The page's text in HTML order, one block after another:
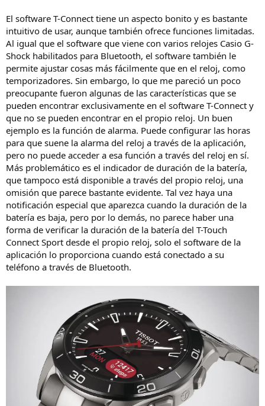
El software T-Connect tiene un aspecto bonito y es bastante
intuitivo de usar, aunque también ofrece funciones limitadas.
Al igual que el software que viene con varios relojes Casio G-
Shock habilitados para Bluetooth, el software también le
permite ajustar cosas más fácilmente que en el reloj, como
temporizadores. Sin embargo, lo que me pareció un poco
preocupante fueron algunas de las características que se
pueden encontrar exclusivamente en el software T-Connect y
que no se pueden encontrar en el propio reloj. Un buen
ejemplo es la función de alarma. Puede configurar las horas
para que suene la alarma del reloj a través de la aplicación,
pero no puede acceder a esa función a través del reloj en sí.
Más problemático es el indicador de duración de la batería,
que tampoco está disponible a través del propio reloj, una
omisión que parece bastante evidente. Tal vez haya una
notificación especial que aparezca cuando la duración de la
batería es baja, pero por lo demás, no parece haber una
forma de verificar la duración de la batería del T-Touch
Connect Sport desde el propio reloj, solo el software de la
aplicación lo proporciona cuando está conectado a su
teléfono a través de Bluetooth.